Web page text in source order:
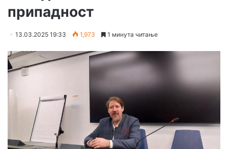
припадност
13.03.2025 19:33 1,973 1 минута читање